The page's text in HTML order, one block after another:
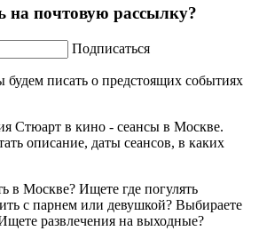
на почтовую рассылку?
Подписаться
будем писать о предстоящих событиях
Стюарт в кино - сеансы в Москве.
описание, даты сеансов, в каких
в Москве? Ищете где погулять
с парнем или девушкой? Выбираете
развлечения на выходные?